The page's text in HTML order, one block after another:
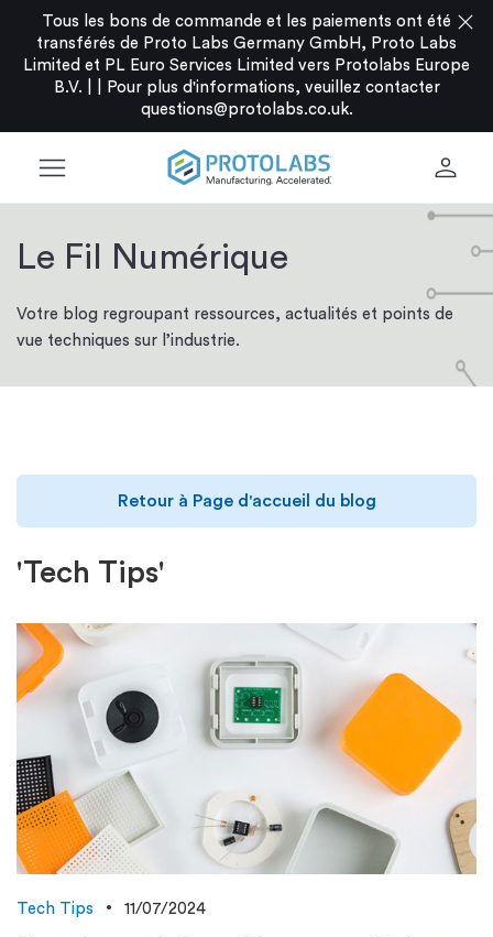
Tous les bons de commande et les paiements ont été
transférés de Proto Labs Germany GmbH, Proto Labs
Limited et PL Euro Services Limited vers Protolabs Europe
B.V. |
Pour plus d'informations, veuillez contacter
questions@protolabs.co.uk.
close
menu person
Le Fil Numérique
Votre blog regroupant ressources, actualités et points de
vue techniques sur l’industrie.
'Tech Tips'
Retour à Page d'accueil du blog
Tech Tips 11/07/2024